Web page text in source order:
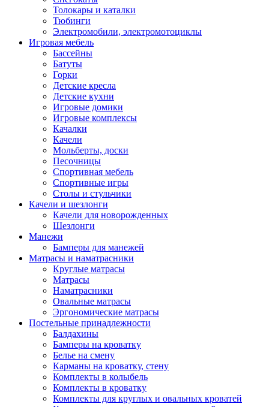
Толокары и каталки
Тюбинги
Электромобили, электромотоциклы
Игровая мебель
Бассейны
Батуты
Горки
Детские кресла
Детские кухни
Игровые домики
Игровые комплексы
Качалки
Качели
Мольберты, доски
Песочницы
Спортивная мебель
Спортивные игры
Столы и стульчики
Качели и шезлонги
Качели для новорожденных
Шезлонги
Манежи
Бамперы для манежей
Матрасы и наматрасники
Круглые матрасы
Матрасы
Наматрасники
Овальные матрасы
Эргономические матрасы
Постельные принадлежности
Балдахины
Бамперы на кроватку
Белье на смену
Карманы на кроватку, стену
Комплекты в колыбель
Комплекты в кроватку
Комплекты для круглых и овальных кроватей